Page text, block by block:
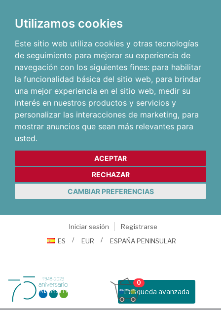
Utilizamos cookies
Este sitio web utiliza cookies y otras tecnologías
de seguimiento para mejorar su experiencia de
navegación con los siguientes fines: para habilitar
la funcionalidad básica del sitio web, para brindar
una mejor experiencia en el sitio web, medir su
interés en nuestros productos y servicios y
personalizar las interacciones de marketing, para
mostrar anuncios que sean más relevantes para
usted.
ACEPTAR
RECHAZAR
CAMBIAR PREFERENCIAS
Iniciar sesión
Registrarse
ES
EUR ESPAÑA PENINSULAR
Busqueda avanzada
0